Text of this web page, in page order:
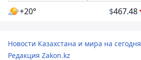
+20° $467.48
Новости Казахстана и мира на сегодня
Редакция Zakon.kz